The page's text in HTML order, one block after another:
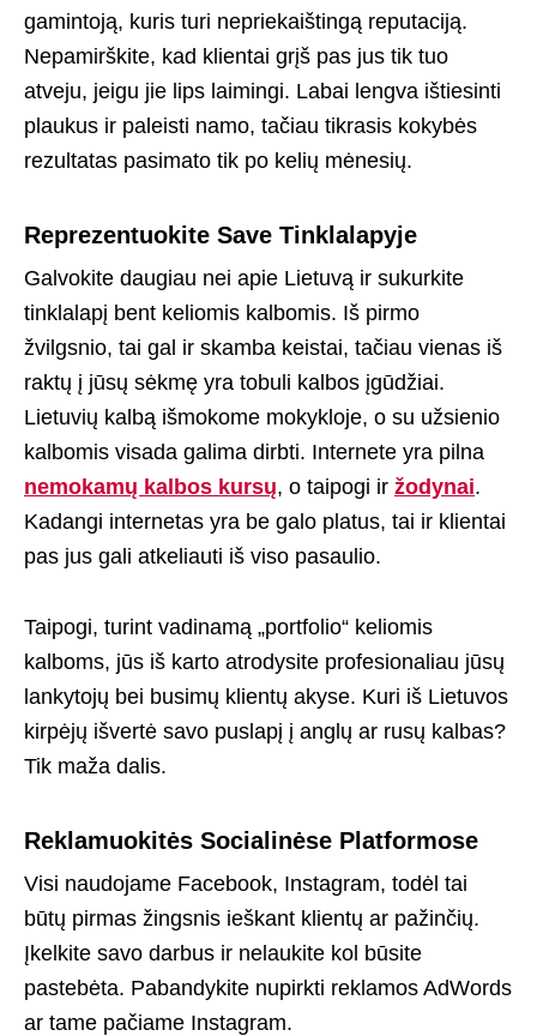
gamintoją, kuris turi nepriekaištingą reputaciją.
Nepamirškite, kad klientai grįš pas jus tik tuo
atveju, jeigu jie lips laimingi. Labai lengva ištiesinti
plaukus ir paleisti namo, tačiau tikrasis kokybės
rezultatas pasimato tik po kelių mėnesių.
Reprezentuokite Save Tinklalapyje
Galvokite daugiau nei apie Lietuvą ir sukurkite
tinklalapį bent keliomis kalbomis. Iš pirmo
žvilgsnio, tai gal ir skamba keistai, tačiau vienas iš
raktų į jūsų sėkmę yra tobuli kalbos įgūdžiai.
Lietuvių kalbą išmokome mokykloje, o su užsienio
kalbomis visada galima dirbti. Internete yra pilna
nemokamų kalbos kursų, o taipogi ir žodynai.
Kadangi internetas yra be galo platus, tai ir klientai
pas jus gali atkeliauti iš viso pasaulio.
Taipogi, turint vadinamą „portfolio“ keliomis
kalboms, jūs iš karto atrodysite profesionaliau jūsų
lankytojų bei busimų klientų akyse. Kuri iš Lietuvos
kirpėjų išvertė savo puslapį į anglų ar rusų kalbas?
Tik maža dalis.
Reklamuokitės Socialinėse Platformose
Visi naudojame Facebook, Instagram, todėl tai
būtų pirmas žingsnis ieškant klientų ar pažinčių.
Įkelkite savo darbus ir nelaukite kol būsite
pastebėta. Pabandykite nupirkti reklamos AdWords
ar tame pačiame Instagram.